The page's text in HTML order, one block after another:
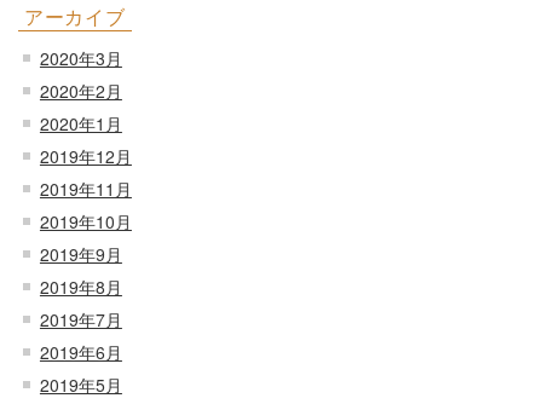
アーカイブ
2020年3月
2020年2月
2020年1月
2019年12月
2019年11月
2019年10月
2019年9月
2019年8月
2019年7月
2019年6月
2019年5月